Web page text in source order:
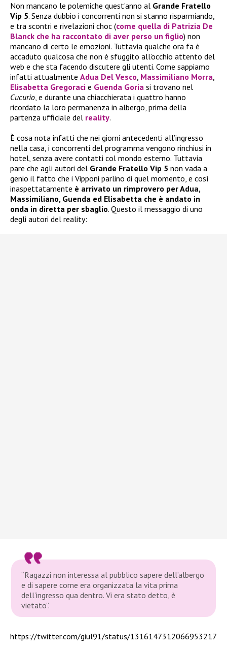
Non mancano le polemiche quest’anno al Grande Fratello
Vip 5. Senza dubbio i concorrenti non si stanno risparmiando,
e tra scontri e rivelazioni choc (come quella di Patrizia De
Blanck che ha raccontato di aver perso un figlio) non
mancano di certo le emozioni. Tuttavia qualche ora fa è
accaduto qualcosa che non è sfuggito all’occhio attento del
web e che sta facendo discutere gli utenti. Come sappiamo
infatti attualmente Adua Del Vesco, Massimiliano Morra,
Elisabetta Gregoraci e Guenda Goria si trovano nel
Cucurio, e durante una chiacchierata i quattro hanno
ricordato la loro permanenza in albergo, prima della
partenza ufficiale del reality.
È cosa nota infatti che nei giorni antecedenti all’ingresso
nella casa, i concorrenti del programma vengono rinchiusi in
hotel, senza avere contatti col mondo esterno. Tuttavia
pare che agli autori del Grande Fratello Vip 5 non vada a
genio il fatto che i Vipponi parlino di quel momento, e così
inaspettatamente è arrivato un rimprovero per Adua,
Massimiliano, Guenda ed Elisabetta che è andato in
onda in diretta per sbaglio. Questo il messaggio di uno
degli autori del reality:
“Ragazzi non interessa al pubblico sapere dell’albergo
e di sapere come era organizzata la vita prima
dell’ingresso qua dentro. Vi era stato detto, è
vietato”.
https://twitter.com/giul91/status/1316147312066953217